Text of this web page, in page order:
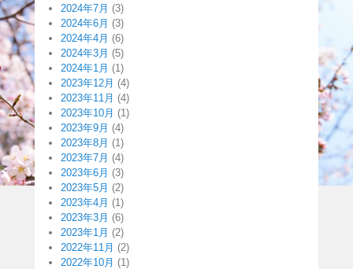
2024年7月 (3)
2024年6月 (3)
2024年4月 (6)
2024年3月 (5)
2024年1月 (1)
2023年12月 (4)
2023年11月 (4)
2023年10月 (1)
2023年9月 (4)
2023年8月 (1)
2023年7月 (4)
2023年6月 (3)
2023年5月 (2)
2023年4月 (1)
2023年3月 (6)
2023年1月 (2)
2022年11月 (2)
2022年10月 (1)